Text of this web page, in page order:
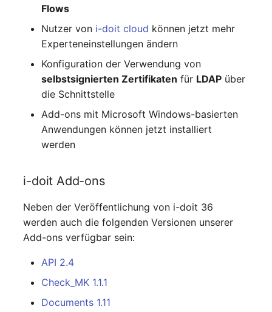
Installation
IP-Liste
Karten
Listener
Remote Management
Controller
Replikationsobjekt
SAN Zoning
Service
Flows
Nutzer von i-doit cloud können jetzt mehr
Experteneinstellungen ändern
Konfiguration der Verwendung von
selbstsignierten Zertifikaten für LDAP über
die Schnittstelle
Add-ons mit Microsoft Windows-basierten
Anwendungen können jetzt installiert
werden
i-doit Add-ons
Neben der Veröffentlichung von i-doit 36
werden auch die folgenden Versionen unserer
Add-ons verfügbar sein:
API 2.4
Check_MK 1.1.1
Documents 1.11